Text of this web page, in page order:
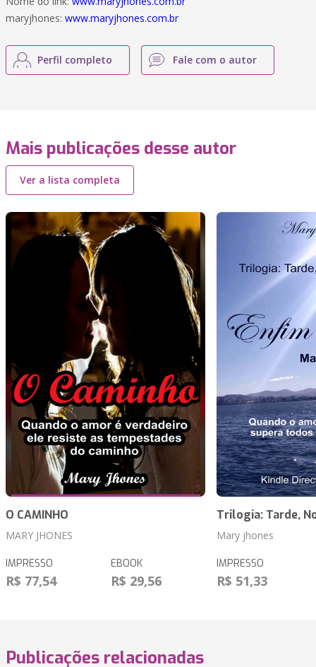
maryjhones: www.maryjhones.com.br
Perfil completo Fale com o autor
Mais publicações desse autor
Ver a lista completa
O CAMINHO
MARY JHONES
IMPRESSO
R$ 77,54
EBOOK
R$ 29,56
Trilogia: Tarde,
Mary jhones
IMPRESSO
R$ 51,33
Publicações relacionadas